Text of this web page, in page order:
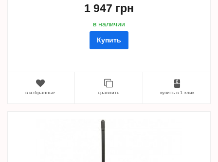
1 947 грн
в наличии
Купить
в избранные сравнить купить в 1 клик